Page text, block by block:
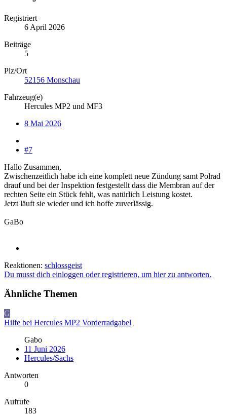
Registriert
6 April 2026
Beiträge
5
Plz/Ort
52156 Monschau
Fahrzeug(e)
Hercules MP2 und MF3
8 Mai 2026
#7
Hallo Zusammen,
Zwischenzeitlich habe ich eine komplett neue Zündung samt Polrad
drauf und bei der Inspektion festgestellt dass die Membran auf der
rechten Seite ein Stück fehlt, was natürlich Leistung kostet.
Jetzt läuft sie wieder und ich hoffe zuverlässig.
GaBo
Reaktionen: schlossgeist
Du musst dich einloggen oder registrieren, um hier zu antworten.
Ähnliche Themen
G
Hilfe bei Hercules MP2 Vorderradgabel
Gabo
11 Juni 2026
Hercules/Sachs
Antworten
0
Aufrufe
183